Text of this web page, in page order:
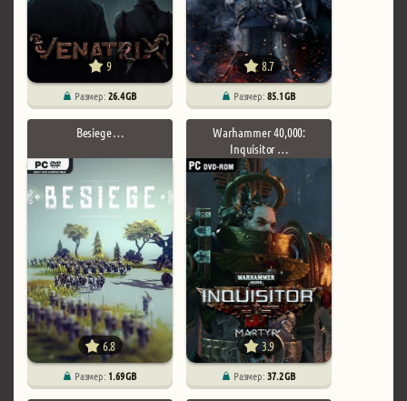
9
Размер:26.4 GB
8.7
Размер:85.1 GB
Besiege …
6.8
Размер: 1.69 GB
Warhammer 40,000:
Inquisitor …
3.9
Размер:37.2 GB